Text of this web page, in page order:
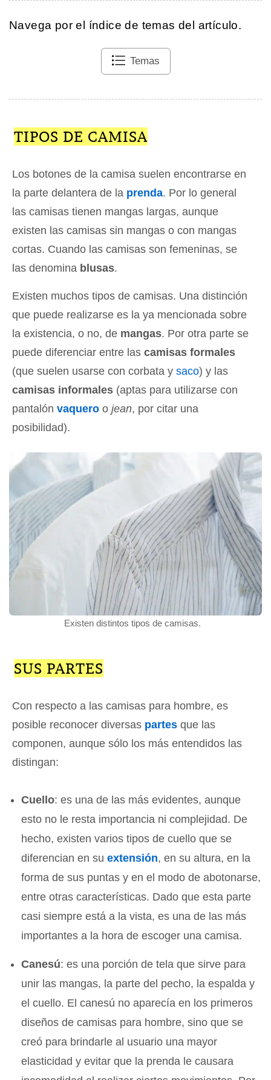
Navega por el índice de temas del artículo.
Temas
TIPOS DE CAMISA
Los botones de la camisa suelen encontrarse en
la parte delantera de la prenda. Por lo general
las camisas tienen mangas largas, aunque
existen las camisas sin mangas o con mangas
cortas. Cuando las camisas son femeninas, se
las denomina blusas.
Existen muchos tipos de camisas. Una distinción
que puede realizarse es la ya mencionada sobre
la existencia, o no, de mangas. Por otra parte se
puede diferenciar entre las camisas formales
(que suelen usarse con corbata y saco) y las
camisas informales (aptas para utilizarse con
pantalón vaquero o jean, por citar una
posibilidad).
Existen distintos tipos de camisas.
SUS PARTES
Con respecto a las camisas para hombre, es
posible reconocer diversas partes que las
componen, aunque sólo los más entendidos las
distingan:
Cuello: es una de las más evidentes, aunque
esto no le resta importancia ni complejidad. De
hecho, existen varios tipos de cuello que se
diferencian en suextensión, en su altura, en la
forma de sus puntas y en el modo de abotonarse,
entre otras características. Dado que esta parte
casi siempre está a la vista, es una de las más
importantes a la hora de escoger una camisa.
Canesú: es una porción de tela que sirve para
unir las mangas, la parte del pecho, la espalda y
el cuello. El canesú no aparecía en los primeros
diseños de camisas para hombre, sino que se
creó para brindarle al usuario una mayor
elasticidad y evitar que la prenda le causara